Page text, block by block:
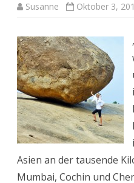
Susanne Oktober 3,
Asien an der tausende
Mumbai, Cochin und